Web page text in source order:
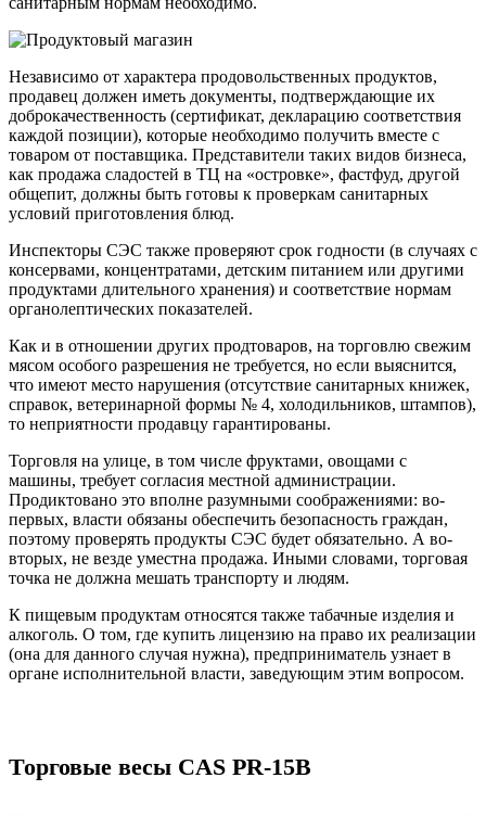
Независимо от характера продовольственных продуктов,
продавец должен иметь документы, подтверждающие их
доброкачественность (сертификат, декларацию соответствия
каждой позиции), которые необходимо получить вместе с
товаром от поставщика. Представители таких видов бизнеса,
как продажа сладостей в ТЦ на «островке», фастфуд, другой
общепит, должны быть готовы к проверкам санитарных
условий приготовления блюд.
Инспекторы СЭС также проверяют срок годности (в случаях с
консервами, концентратами, детским питанием или другими
продуктами длительного хранения) и соответствие нормам
органолептических показателей.
Как и в отношении других продтоваров, на торговлю свежим
мясом особого разрешения не требуется, но если выяснится,
что имеют место нарушения (отсутствие санитарных книжек,
справок, ветеринарной формы № 4, холодильников, штампов),
то неприятности продавцу гарантированы.
Торговля на улице, в том числе фруктами, овощами с
машины, требует согласия местной администрации.
Продиктовано это вполне разумными соображениями: во-
первых, власти обязаны обеспечить безопасность граждан,
поэтому проверять продукты СЭС будет обязательно. А во-
вторых, не везде уместна продажа. Иными словами, торговая
точка не должна мешать транспорту и людям.
К пищевым продуктам относятся также табачные изделия и
алкоголь. О том, где купить лицензию на право их реализации
(она для данного случая нужна), предприниматель узнает в
органе исполнительной власти, заведующим этим вопросом.
Торговые весы CAS PR-15В